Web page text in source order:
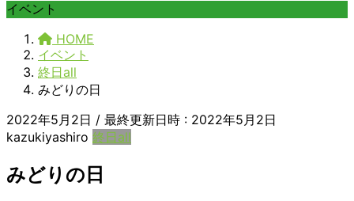
イベント
HOME
イベント
終日all
みどりの日
2022年5月2日 / 最終更新日時 : 2022年5月2日
kazukiyashiro 終日all
みどりの日